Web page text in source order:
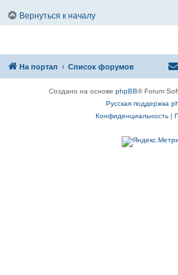
Вернуться к началу
На портал Список форумов
Создано на основеphpBB® Forum
Русская поддержка
Конфиденциальность